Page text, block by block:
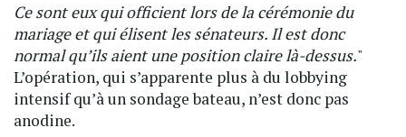
Ce sont eux qui officient lors de la cérémonie du
mariage et qui élisent les sénateurs. Il est donc
normal qu’ils aient une position claire là-dessus."
L’opération, qui s’apparente plus à du lobbying
intensif qu’à un sondage bateau, n’est donc pas
anodine.